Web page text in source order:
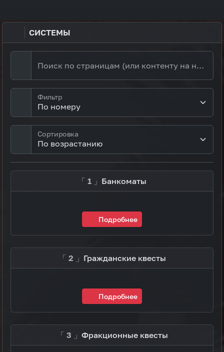
СИСТЕМЫ
Поиск по страницам (или контенту на них)
Фильтр
Сортировка
「 1 」 Банкоматы
Подробнее
「 2 」 Гражданские квесты
Подробнее
「 3 」 Фракционные квесты